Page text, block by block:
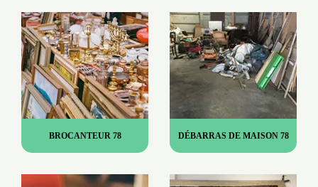
BROCANTEUR 78 DÉBARRAS DE MAISON 78